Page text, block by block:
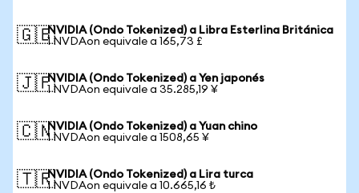
🇬🇧NVIDIA (Ondo Tokenized) a Libra Esterlina Británica
1 NVDAon equivale a 165,73 £
🇯🇵NVIDIA (Ondo Tokenized) a Yen japonés
1 NVDAon equivale a 35.285,19 ¥
🇨🇳NVIDIA (Ondo Tokenized) a Yuan chino
1 NVDAon equivale a 1508,65 ¥
🇹🇷NVIDIA (Ondo Tokenized) a Lira turca
1 NVDAon equivale a 10.665,16 ₺